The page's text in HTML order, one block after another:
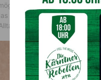
die Teilnahme an
Projekt Selbstvertrauen,